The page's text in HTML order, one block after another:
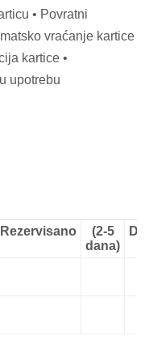
• Povratni
vraćanje kartice
kartice •
upotrebu
Rezervisano
(2-5
dana)